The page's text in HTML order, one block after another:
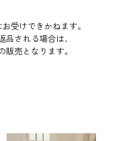
受けできかねます。
される場合は、
販売となります。